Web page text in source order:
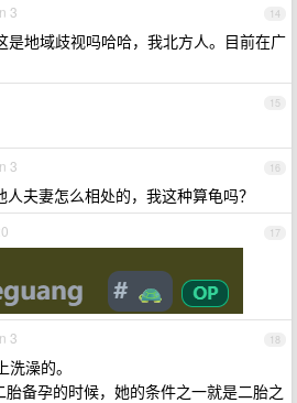
14
3
是地域歧视吗哈哈，我北方人。目前在广
15
16
3
人夫妻怎么相处的，我这种算龟吗？
17
18
3
澡的。
备孕的时候，她的条件之一就是二胎之